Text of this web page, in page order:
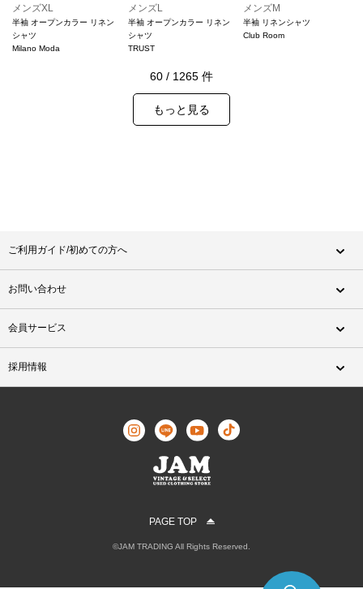
メンズXL
半袖 オープンカラー リネン
シャツ
Milano Moda
メンズL
半袖 オープンカラー リネン
シャツ
TRUST
メンズM
半袖 リネンシャツ
Club Room
60 / 1265 件
もっと見る
ご利用ガイド/初めての方へ
お問い合わせ
会員サービス
採用情報
PAGE TOP
©JAM TRADING All Rights Reserved.